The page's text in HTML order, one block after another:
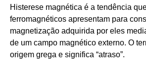
Histerese magnética é a tendência
ferromagnéticos apresentam para
magnetização adquirida por eles
de um campo magnético externo. O
origem grega e significa “atraso”.